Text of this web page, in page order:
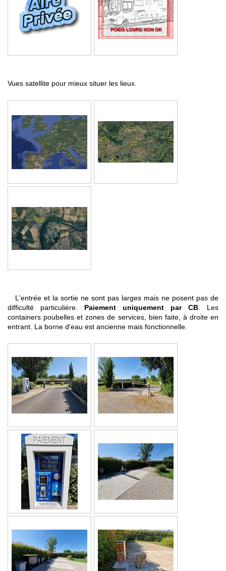
Vues satellite pour mieux situer les lieux.
L'entrée et la sortie ne sont pas larges mais ne posent pas de
difficulté particulière. Paiement uniquement par CB . Les
containers poubelles et zones de services, bien faite, à droite en
entrant. La borne d'eau est ancienne mais fonctionnelle.